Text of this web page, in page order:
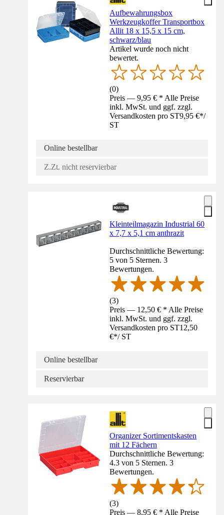
Aufbewahrungsbox
Werkzeugkoffer Transportbox
Allit 18 x 15,5 x 15 cm,
schwarz/blau
Artikel wurde noch nicht
bewertet.
(0)
Preis — 9,95 € * Alle Preise
inkl. MwSt. und ggf. zzgl.
Versandkosten pro ST9,95 €*/
ST
Online bestellbar
Z.Zt. nicht reservierbar
Kleinteilmagazin Industrial 60
x 7,7 x 5,1 cm anthrazit
Durchschnittliche Bewertung:
5 von 5 Sternen. 3
Bewertungen.
(3)
Preis — 12,50 € * Alle Preise
inkl. MwSt. und ggf. zzgl.
Versandkosten pro ST12,50
€*/ ST
Online bestellbar
Reservierbar
Organizer Sortimentskasten
mit 12 Fächern
Durchschnittliche Bewertung:
4.3 von 5 Sternen. 3
Bewertungen.
(3)
Preis — 8,95 € * Alle Preise